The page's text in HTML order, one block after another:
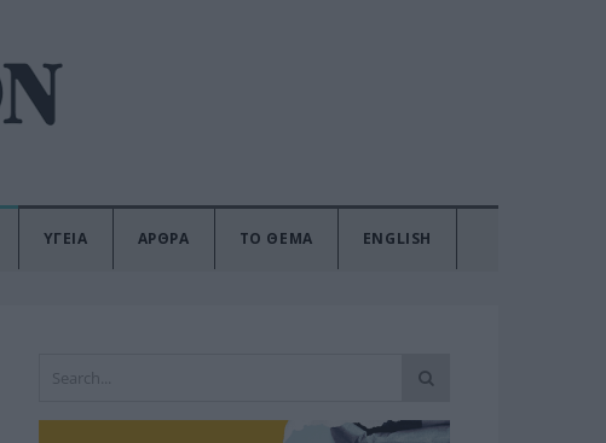
ΥΓΕΙΑ ΑΡΘΡΑ ΤΟ ΘΕΜΑ ENGLISH